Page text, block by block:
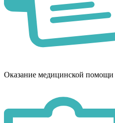
Оказание медицинской помощи